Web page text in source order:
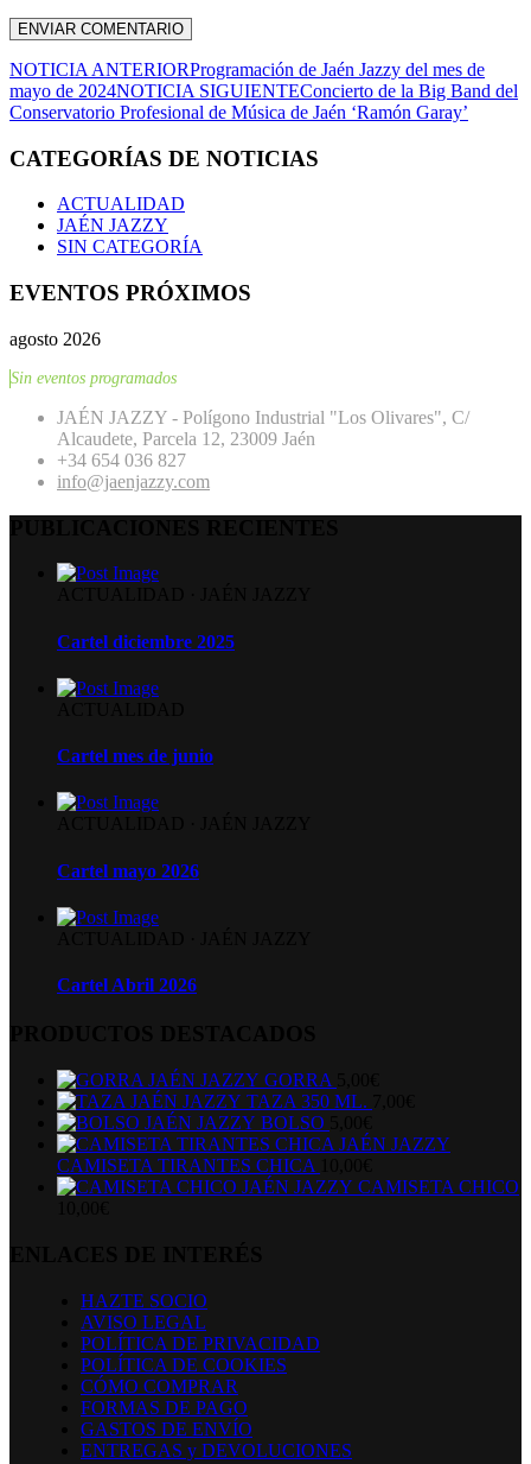
NOTICIA ANTERIORProgramación de Jaén Jazzy del mes de
mayo de 2024NOTICIA SIGUIENTEConcierto de la Big Band del
Conservatorio Profesional de Música de Jaén ‘Ramón Garay’
CATEGORÍAS DE NOTICIAS
ACTUALIDAD
JAÉN JAZZY
SIN CATEGORÍA
EVENTOS PRÓXIMOS
agosto 2026
Sin eventos programados
JAÉN JAZZY - Polígono Industrial "Los Olivares", C/
Alcaudete, Parcela 12, 23009 Jaén
+34 654 036 827
info@jaenjazzy.com
Cartel diciembre 2025
Cartel mes de junio
Cartel mayo 2026
Cartel Abril 2026
GORRA
TAZA 350 ML.
BOLSO
CAMISETA TIRANTES CHICA
CAMISETA CHICO
HAZTE SOCIO
AVISO LEGAL
POLÍTICA DE PRIVACIDAD
POLÍTICA DE COOKIES
CÓMO COMPRAR
FORMAS DE PAGO
GASTOS DE ENVÍO
ENTREGAS y DEVOLUCIONES